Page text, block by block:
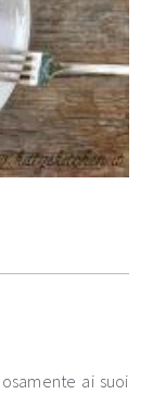
ai suoi